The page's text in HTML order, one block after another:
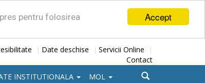
Accept
pentru folosirea
| Date deschise | Servicii Online |
Contact
INSTITUTIONALA MOL